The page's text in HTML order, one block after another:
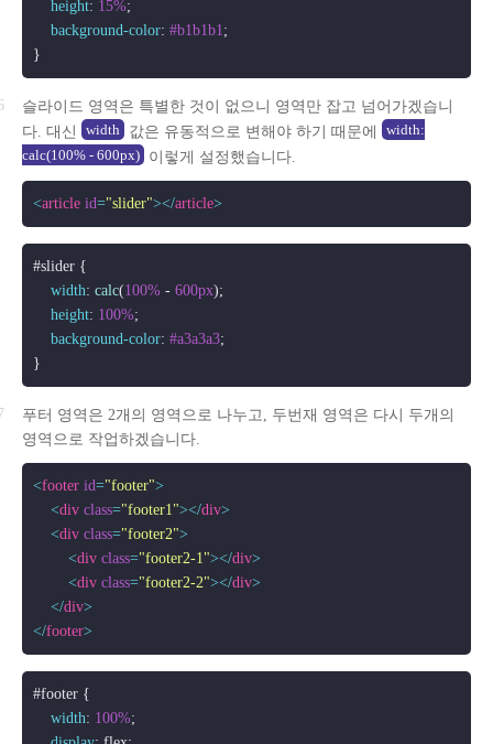
height: 15%;
background-color: #b1b1b1;
슬라이드 영역은 특별한 것이 없으니 영역만 잡고 넘어가겠습니
다. 대신
width 값은 유동적으로 변해야 하기 때문에
width:
calc(100% - 600px)
이렇게 설정했습니다.
<article id="slider"></article>
#slider {
width: calc(100% - 600px);
height: 100%;
background-color: #a3a3a3;
푸터 영역은 2개의 영역으로 나누고, 두번재 영역은 다시 두개의
영역으로 작업하겠습니다.
<footer id="footer">
<div class="footer1"></div>
<div class="footer2">
<div class="footer2-1"></div>
<div class="footer2-2"></div>
</div>
</footer>
#footer {
width: 100%;